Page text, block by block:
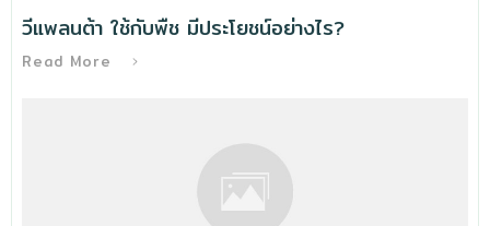
วีแพลนต้า ใช้กับพืช มีประโยชน์อย่างไร?
Read More